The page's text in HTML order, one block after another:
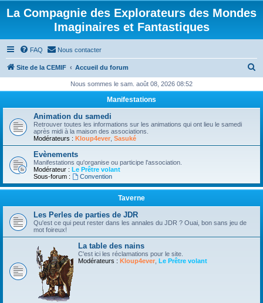
La Compagnie des Explorateurs des Mondes
Imaginaires et Fantastiques
FAQ Nous contacter
Site de la CEMIF Accueil du forum
h
Nous sommes le sam. août 08, 2026 08:52
Manifestations
Animation du samedi
Retrouver toutes les informations sur les animations qui ont lieu le samedi
après midi à la maison des associations.
Modérateurs : Kloup4ever Sasuké
Evènements
Manifestations qu'organise ou participe l'association.
Modérateur : Le Prêtre volant
Sous-forum :
Convention
Taverne
Les Perles de parties de JDR
Qu'est ce qui peut rester dans les annales du JDR ? Ouai, bon sans jeu de
mot foireux!
La table des nains
C'est ici les réclamations pour le site.
Modérateurs : Kloup4ever Le Prêtre volant